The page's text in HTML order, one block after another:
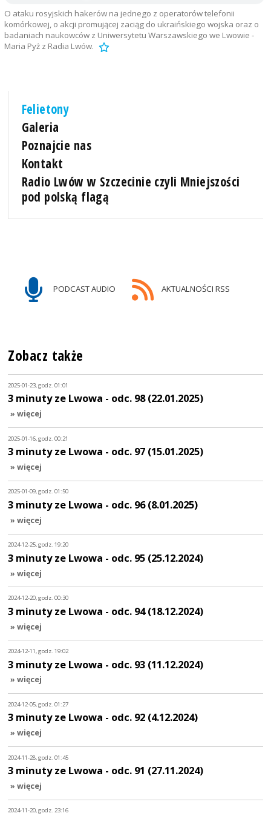
O ataku rosyjskich hakerów na jednego z operatorów telefonii
komórkowej, o akcji promującej zaciąg do ukraińskiego wojska oraz o
badaniach naukowców z Uniwersytetu Warszawskiego we Lwowie -
Maria Pyż z Radia Lwów.
Felietony
Galeria
Poznajcie nas
Kontakt
Radio Lwów w Szczecinie czyli Mniejszości
pod polską flagą
PODCAST AUDIO AKTUALNOŚCI RSS
Zobacz także
2025-01-23, godz. 01:01
3 minuty ze Lwowa - odc. 98 (22.01.2025)
» więcej
2025-01-16, godz. 00:21
3 minuty ze Lwowa - odc. 97 (15.01.2025)
» więcej
2025-01-09, godz. 01:50
3 minuty ze Lwowa - odc. 96 (8.01.2025)
» więcej
2024-12-25, godz. 19:20
3 minuty ze Lwowa - odc. 95 (25.12.2024)
» więcej
2024-12-20, godz. 00:30
3 minuty ze Lwowa - odc. 94 (18.12.2024)
» więcej
2024-12-11, godz. 19:02
3 minuty ze Lwowa - odc. 93 (11.12.2024)
» więcej
2024-12-05, godz. 01:27
3 minuty ze Lwowa - odc. 92 (4.12.2024)
» więcej
2024-11-28, godz. 01:45
3 minuty ze Lwowa - odc. 91 (27.11.2024)
» więcej
2024-11-20, godz. 23:16